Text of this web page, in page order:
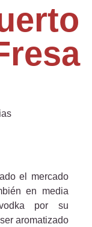
el mercado
en media
por su
aromatizado